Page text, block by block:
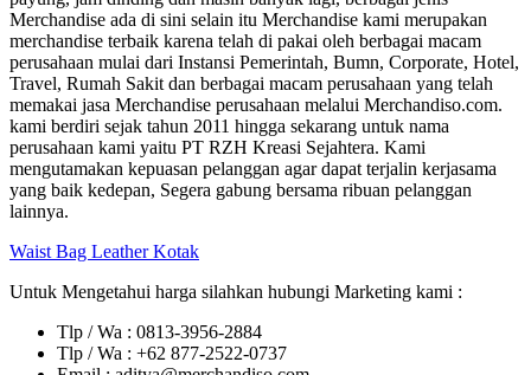
Merchandise ada di sini selain itu Merchandise kami merupakan
merchandise terbaik karena telah di pakai oleh berbagai macam
perusahaan mulai dari Instansi Pemerintah, Bumn, Corporate, Hotel,
Travel, Rumah Sakit dan berbagai macam perusahaan yang telah
memakai jasa Merchandise perusahaan melalui Merchandiso.com.
kami berdiri sejak tahun 2011 hingga sekarang untuk nama
perusahaan kami yaitu PT RZH Kreasi Sejahtera. Kami
mengutamakan kepuasan pelanggan agar dapat terjalin kerjasama
yang baik kedepan, Segera gabung bersama ribuan pelanggan
lainnya.
Waist Bag Leather Kotak
Untuk Mengetahui harga silahkan hubungi Marketing kami :
Tlp / Wa : 0813-3956-2884
Tlp / Wa : +62 877-2522-0737